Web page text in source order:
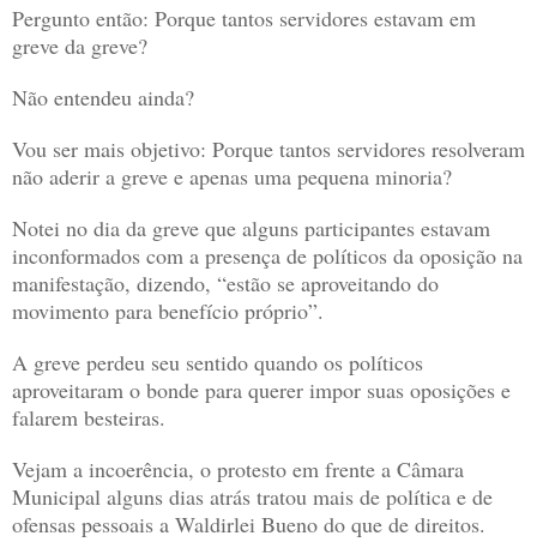
Pergunto então: Porque tantos servidores estavam em
greve da greve?
Não entendeu ainda?
Vou ser mais objetivo: Porque tantos servidores resolveram
não aderir a greve e apenas uma pequena minoria?
Notei no dia da greve que alguns participantes estavam
inconformados com a presença de políticos da oposição na
manifestação, dizendo, “estão se aproveitando do
movimento para benefício próprio”.
A greve perdeu seu sentido quando os políticos
aproveitaram o bonde para querer impor suas oposições e
falarem besteiras.
Vejam a incoerência, o protesto em frente a Câmara
Municipal alguns dias atrás tratou mais de política e de
ofensas pessoais a Waldirlei Bueno do que de direitos.